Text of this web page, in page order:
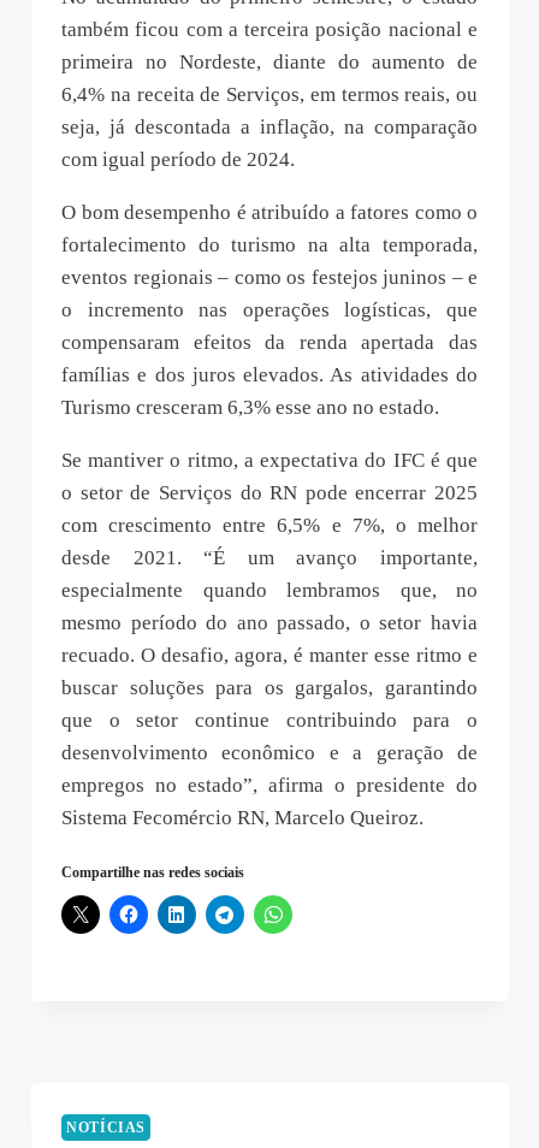
também ficou com a terceira posição nacional e
primeira no Nordeste, diante do aumento de
6,4% na receita de Serviços, em termos reais, ou
seja, já descontada a inflação, na comparação
com igual período de 2024.
O bom desempenho é atribuído a fatores como o
fortalecimento do turismo na alta temporada,
eventos regionais – como os festejos juninos – e
o incremento nas operações logísticas, que
compensaram efeitos da renda apertada das
famílias e dos juros elevados. As atividades do
Turismo cresceram 6,3% esse ano no estado.
Se mantiver o ritmo, a expectativa do IFC é que
o setor de Serviços do RN pode encerrar 2025
com crescimento entre 6,5% e 7%, o melhor
desde 2021. “É um avanço importante,
especialmente quando lembramos que, no
mesmo período do ano passado, o setor havia
recuado. O desafio, agora, é manter esse ritmo e
buscar soluções para os gargalos, garantindo
que o setor continue contribuindo para o
desenvolvimento econômico e a geração de
empregos no estado”, afirma o presidente do
Sistema Fecomércio RN, Marcelo Queiroz.
Compartilhe nas redes sociais
NOTÍCIAS